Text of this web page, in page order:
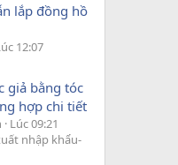
lắp đồng hồ
12:07
giả bằng tóc
hợp chi tiết
Lúc 09:21
nhập khẩu-